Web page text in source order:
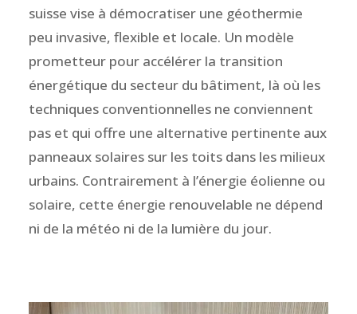
suisse vise à démocratiser une géothermie
peu invasive, flexible et locale. Un modèle
prometteur pour accélérer la transition
énergétique du secteur du bâtiment, là où les
techniques conventionnelles ne conviennent
pas et qui offre une alternative pertinente aux
panneaux solaires sur les toits dans les milieux
urbains. Contrairement à l’énergie éolienne ou
solaire, cette énergie renouvelable ne dépend
ni de la météo ni de la lumière du jour.